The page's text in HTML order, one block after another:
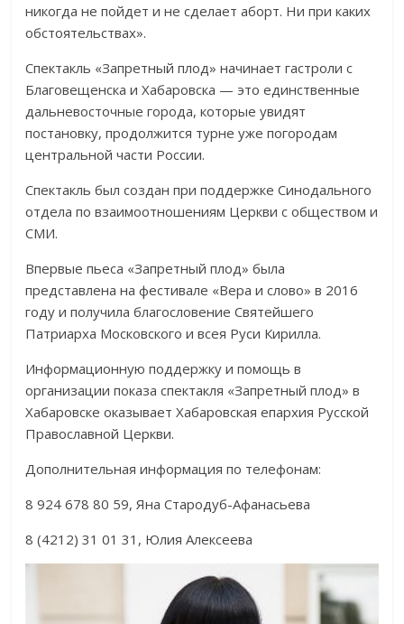
никогда не пойдет и не сделает аборт. Ни при каких
обстоятельствах».
Спектакль «Запретный плод» начинает гастроли с
Благовещенска и Хабаровска — это единственные
дальневосточные города, которые увидят
постановку, продолжится турне уже погородам
центральной части России.
Спектакль был создан при поддержке Синодального
отдела по взаимоотношениям Церкви с обществом и
СМИ.
Впервые пьеса «Запретный плод» была
представлена на фестивале «Вера и слово» в 2016
году и получила благословение Святейшего
Патриарха Московского и всея Руси Кирилла.
Информационную поддержку и помощь в
организации показа спектакля «Запретный плод» в
Хабаровске оказывает Хабаровская епархия Русской
Православной Церкви.
Дополнительная информация по телефонам:
8 924 678 80 59, Яна Стародуб-Афанасьева
8 (4212) 31 01 31, Юлия Алексеева